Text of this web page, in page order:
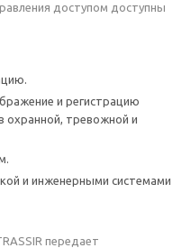
доступом доступны
и регистрацию
охранной, тревожной и
и инженерными системами
передает